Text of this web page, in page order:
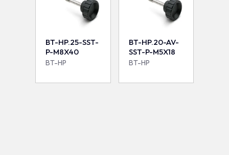
BT-HP.25-SST-
P-M8X40
BT-HP
BT-HP.20-AV-
SST-P-M5X18
BT-HP